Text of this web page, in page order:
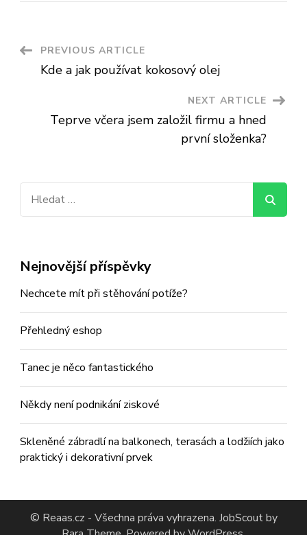
Post
Navigation
PREVIOUS ARTICLE
Kde a jak používat kokosový olej
NEXT ARTICLE
Teprve včera jsem založil firmu a hned
první složenka?
Nejnovější příspěvky
Nechcete mít při stěhování potíže?
Přehledný eshop
Tanec je něco fantastického
Někdy není podnikání ziskové
Skleněné zábradlí na balkonech, terasách a lodžiích jako
praktický i dekorativní prvek
© Reaas.cz - Všechna práva vyhrazena. JobScoutby